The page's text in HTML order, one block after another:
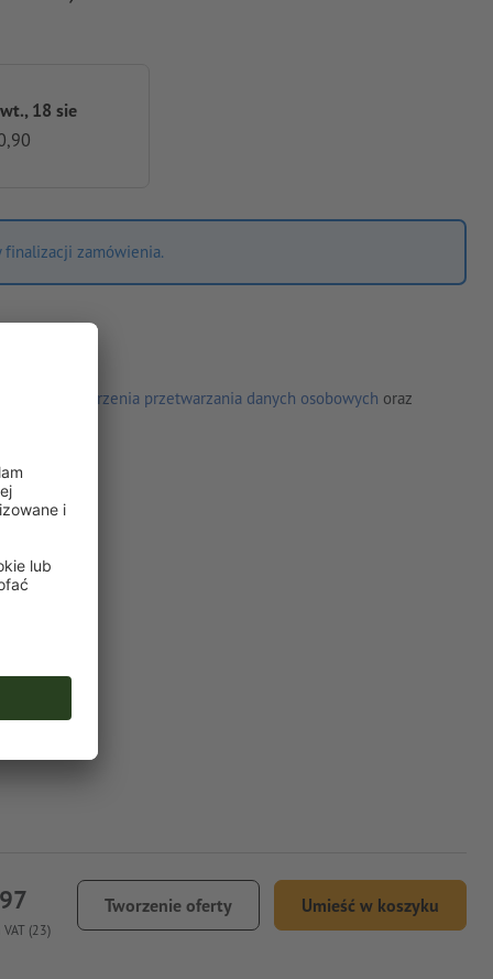
18 sie
finalizacji zamówienia.
Umowę powierzenia przetwarzania danych osobowych oraz
(23)
Tworzenie oferty Umieść w koszyku